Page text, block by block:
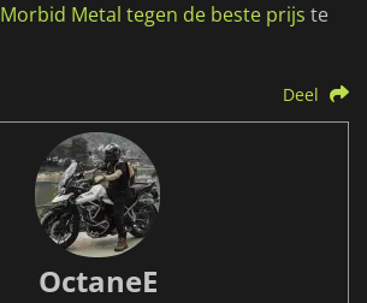
Morbid Metal tegen de beste prijs te
Deel
OctaneE